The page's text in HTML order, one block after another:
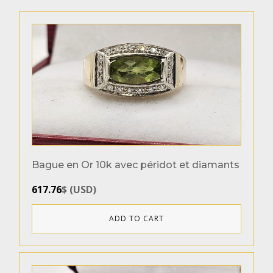
Filtrer par prix
Grandeurs des bagues
Product categories
Genres
Bague en Or 10k avec péridot et diamants
617.76$ (USD)
ADD TO CART